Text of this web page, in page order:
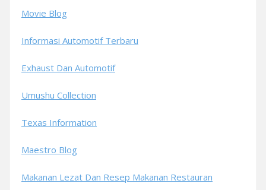
Movie Blog
Informasi Automotif Terbaru
Exhaust Dan Automotif
Umushu Collection
Texas Information
Maestro Blog
Makanan Lezat Dan Resep Makanan Restauran